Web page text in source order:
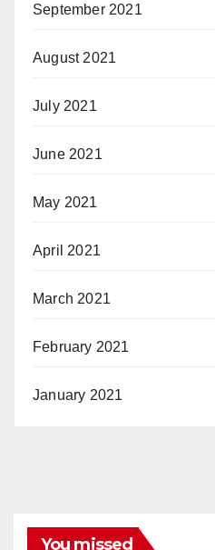
September 2021
August 2021
July 2021
June 2021
May 2021
April 2021
March 2021
February 2021
January 2021
You missed